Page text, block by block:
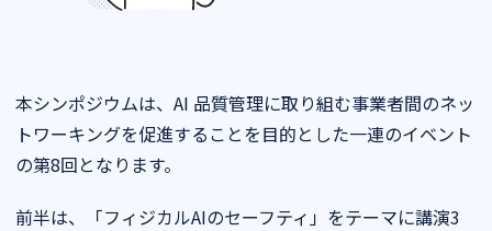
本シンポジウムは、AI 品質管理に取り組む事業者間のネッ
トワーキングを促進することを目的とした一連のイベント
の第8回となります。
前半は、「フィジカルAIのセーフティ」をテーマに講演3